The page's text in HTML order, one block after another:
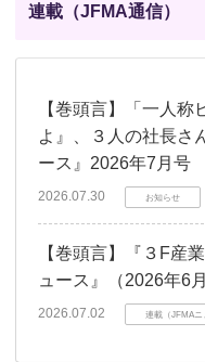
連載（JFMA通信）
【巻頭言】「一人
よ』、３人の社長さ
ース』2026年7月号
2026.07.30 お知らせ
【巻頭言】『３F産
ュース』（2026年6
2026.07.02 連載（JFMAニ